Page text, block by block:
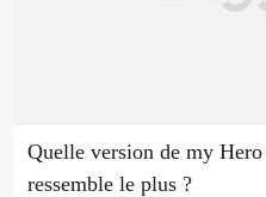
Quelle version de my
ressemble le plus ?